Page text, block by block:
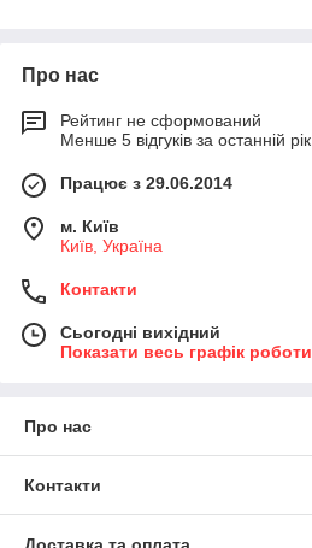
Про нас
Рейтинг не сформований
Менше 5 відгуків за останній рік
Працює з 29.06.2014
м. Київ
Київ, Україна
Контакти
Сьогодні вихідний
Показати весь графік роботи
Про нас
Контакти